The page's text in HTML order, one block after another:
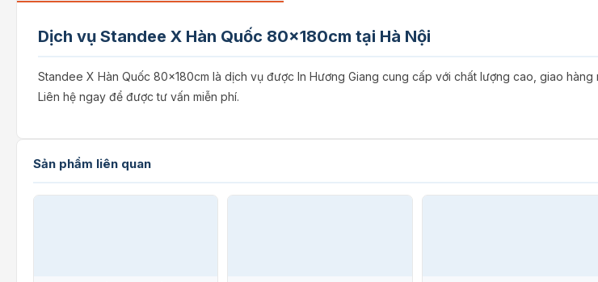
Dịch vụ Standee X Hàn Quốc 80x180cm tại Hà Nội
Standee X Hàn Quốc 80x180cm là dịch vụ được In Hương Giang cung cấp với chất lượng cao, giao hàng
Liên hệ ngay để được tư vấn miễn phí.
Sản phẩm liên quan